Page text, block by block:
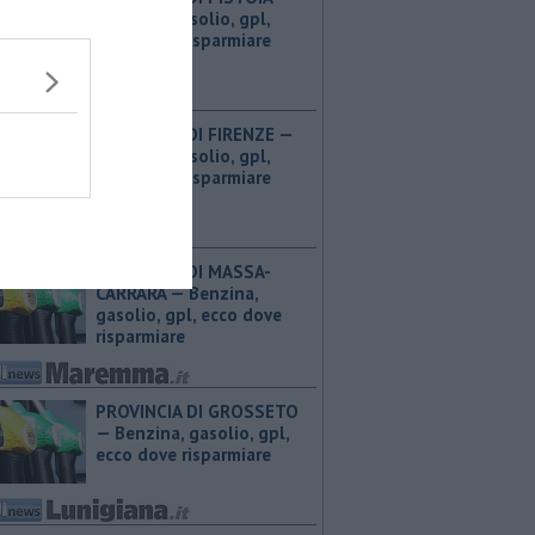
Benzina, gasolio, gpl,
ecco dove risparmiare
PROVINCIA DI FIRENZE — ​
Benzina, gasolio, gpl,
ecco dove risparmiare
PROVINCIA DI MASSA-
CARRARA — ​Benzina,
gasolio, gpl, ecco dove
risparmiare
PROVINCIA DI GROSSETO
— ​Benzina, gasolio, gpl,
ecco dove risparmiare